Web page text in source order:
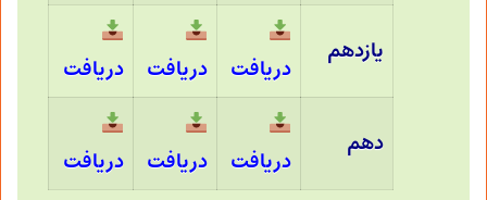
یازدهم
دریافت دریافت دریافت
دهم
دریافت دریافت دریافت